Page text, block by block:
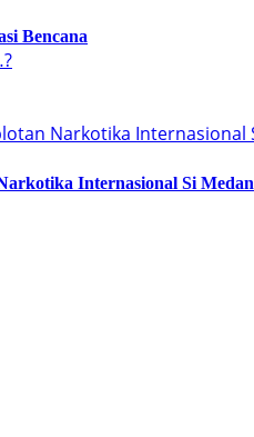
Bencana
Internasional Si Medan